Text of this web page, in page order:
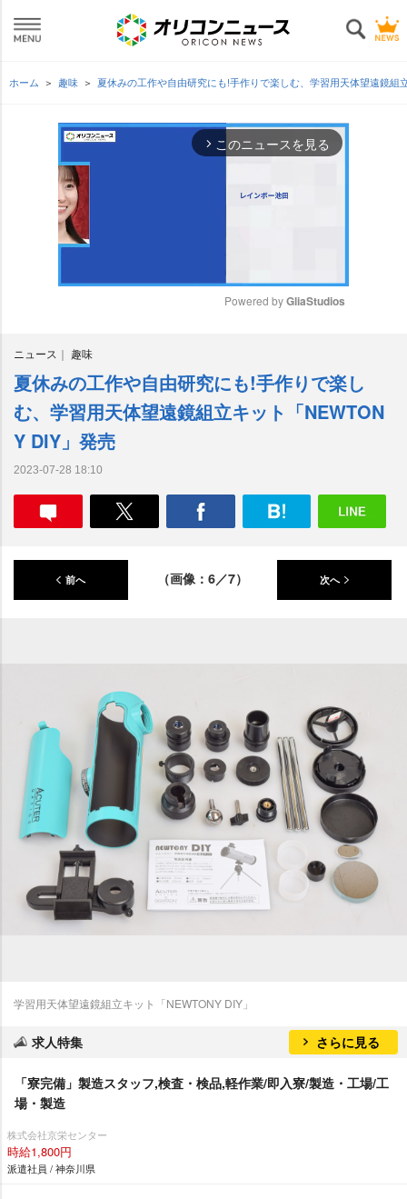
ホーム 趣味 夏休みの工作や自由研究にも!手作りで楽しむ、学習用天体望遠鏡組
arrow_forward_ios このニュースを見る
e
Powered by GliaStudios
ニュース 趣味
夏休みの工作や自由研究にも!手作りで楽し
む、学習用天体望遠鏡組立キット「NEWTON
Y DIY」発売
2023-07-28 18:10
前へ （画像：6／7） 次へ
学習用天体望遠鏡組立キット「NEWTONY DIY」
求人特集 さらに見る
「寮完備」製造スタッフ,検査・検品,軽作業/即入寮/製造・工場/工
場・製造
株式会社京栄センター
時給1,800円
派遣社員 / 神奈川県